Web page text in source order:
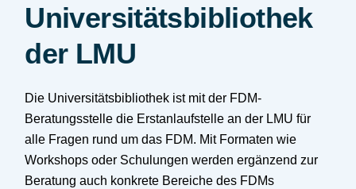
Universitäts­bibliothek
der LMU
Die Universitätsbibliothek ist mit der FDM-
Beratungsstelle die Erstanlaufstelle an der LMU für
alle Fragen rund um das FDM. Mit Formaten wie
Workshops oder Schulungen werden ergänzend zur
Beratung auch konkrete Bereiche des FDMs